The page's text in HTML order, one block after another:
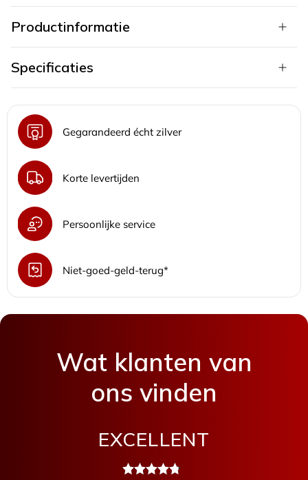
Productinformatie
Specificaties
Gegarandeerd écht zilver
Korte levertijden
Persoonlijke service
Niet-goed-geld-terug*
Wat klanten van
ons vinden
EXCELLENT